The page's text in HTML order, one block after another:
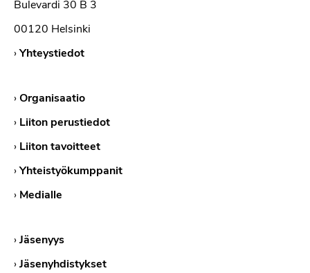
Bulevardi 30 B 3
00120 Helsinki
›Yhteystiedot
›Organisaatio
› Liiton perustiedot
› Liiton tavoitteet
›Yhteistyökumppanit
› Medialle
›Jäsenyys
›Jäsenyhdistykset